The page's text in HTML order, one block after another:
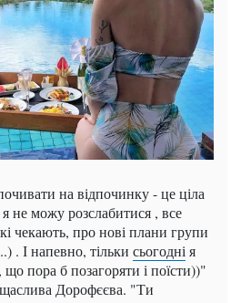
на відпочинку - це ціла
не можу розслабитися , все
чекають, про нові плани групи
. І напевно, тільки сьогоднія
пора б позагоряти і поїсти))"
Дорофєєва. "Ти